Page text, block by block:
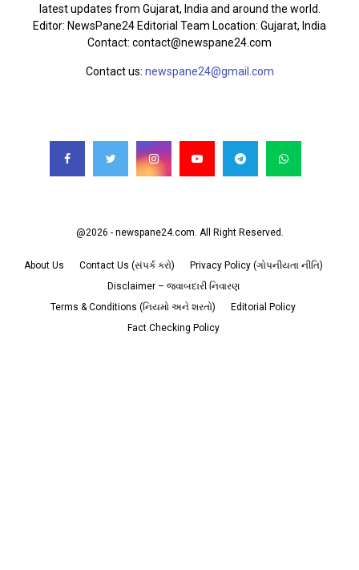
latest updates from Gujarat, India and around the world.
Editor: NewsPane24 Editorial Team Location: Gujarat, India
Contact: contact@newspane24.com
Contact us: newspane24@gmail.com
@2026 - newspane24.com. All Right Reserved.
About Us Contact Us (સંપર્ક કરો)
Privacy Policy (ગોપનીયતા નીતિ)
Disclaimer – જવાબદારી નિવારણ
Terms & Conditions (નિયમો અને શરતો)
Editorial Policy
Fact Checking Policy